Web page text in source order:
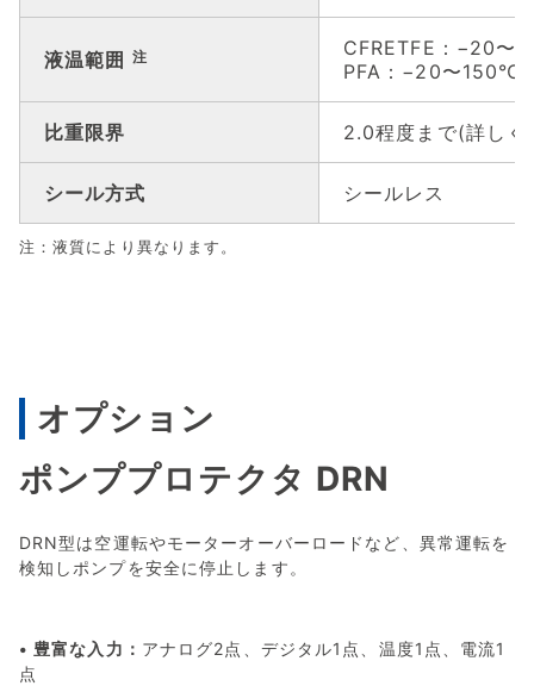
液温範囲 注
CFRETFE：−20〜
PFA：−20〜150℃
比重限界 2.0程度まで(詳しく
シール方式 シールレス
注：液質により異なります。
オプション
ポンププロテクタ DRN
DRN型は空運転やモーターオーバーロードなど、異常運転を
検知しポンプを安全に停止します。
• 豊富な入力： アナログ2点、デジタル1点、温度1点、電流1
点